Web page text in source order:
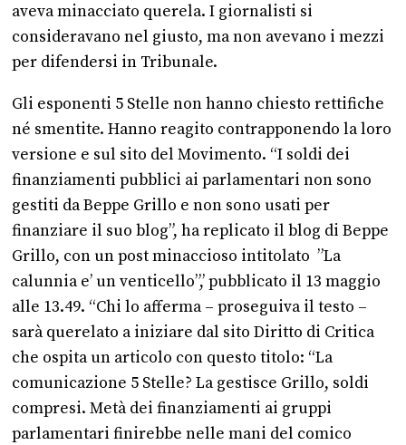
aveva minacciato querela. I giornalisti si
consideravano nel giusto, ma non avevano i mezzi
per difendersi in Tribunale.
Gli esponenti 5 Stelle non hanno chiesto rettifiche
né smentite. Hanno reagito contrapponendo la loro
versione e sul sito del Movimento. “I soldi dei
finanziamenti pubblici ai parlamentari non sono
gestiti da Beppe Grillo e non sono usati per
finanziare il suo blog”, ha replicato il blog di Beppe
Grillo, con un post minaccioso intitolato ”La
calunnia e’ un venticello”,’ pubblicato il 13 maggio
alle 13.49. “Chi lo afferma – proseguiva il testo –
sarà querelato a iniziare dal sito Diritto di Critica
che ospita un articolo con questo titolo: “La
comunicazione 5 Stelle? La gestisce Grillo, soldi
compresi. Metà dei finanziamenti ai gruppi
parlamentari finirebbe nelle mani del comico